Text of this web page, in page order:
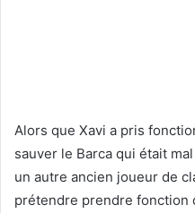
Alors que Xavi a pris
sauver le Barca qui était
un autre ancien joueur de
prétendre prendre fonction